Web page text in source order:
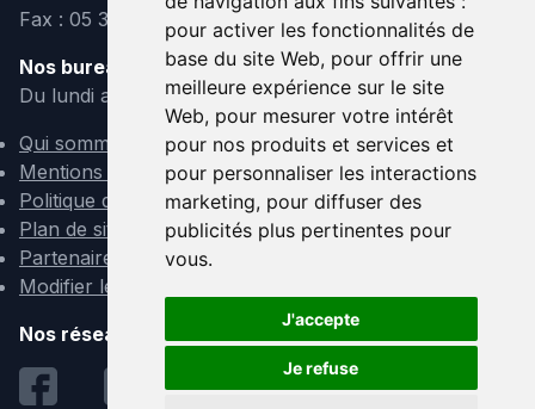
pour activer les fonctionnalités de
base du site Web, pour offrir une
meilleure expérience sur le site
Web, pour mesurer votre intérêt
pour nos produits et services et
pour personnaliser les interactions
marketing, pour diffuser des
publicités plus pertinentes pour
vous.
J'accepte
Je refuse
Fax : 05 31 08 10 91
Nos bureaux sont ouverts :
Du lundi au vendredi de 9h à 12h et de 14h à 18h
Qui sommes-nous ?
Mentions légales
Politique de confidentialité
Plan de site
Partenaires
Modifier les cookies
Nos réseaux sociaux :